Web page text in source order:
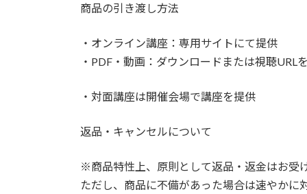
商品の引き渡し方法
・オンライン講座：専用サイトにて提供
・PDF・動画：ダウンロードまたは視聴URL
・対面講座は開催会場で講座を提供
返品・キャンセルについて
※商品特性上、原則として返品・返金はお受
ただし、商品に不備があった場合は速やかに